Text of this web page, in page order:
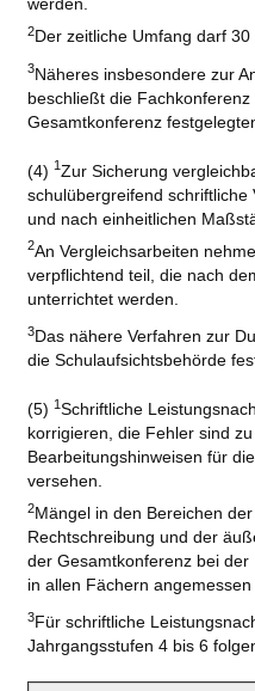
werden.
2Der zeitliche Umfang darf
3Näheres insbesondere zur
beschließt die
Gesamtkonferenz
(4) 1 Zur Sicherung
schulübergreifend
und nach einheitlichen
2An Vergleichsarbeiten
verpflichtend teil, die nach
unterrichtet werden.
3Das nähere Verfahren zur
die Schulaufsichtsbehörde
(5) 1Schriftliche
korrigieren, die Fehler sind
Bearbeitungshinweisen für
versehen.
2Mängel in den Bereichen
Rechtschreibung und der
der Gesamtkonferenz bei
in allen Fächern
3Für schriftliche
Jahrgangsstufen 4 bis 6